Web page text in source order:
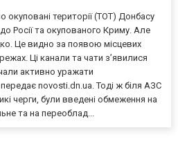
території (ТОТ) Донбасу
Росії та окупованого Криму. Але
Це видно за появою місцевих
Ці канали та чати з’явилися
активно уражати
novosti.dn.ua. Тоді ж біля АЗС
черги, були введені обмеження на
та на переоблад...